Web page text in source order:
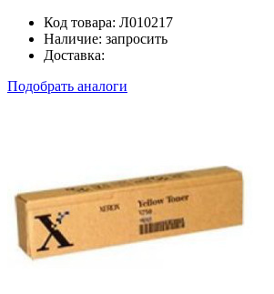
Код товара: Л010217
Наличие: запросить
Доставка:
Подобрать аналоги